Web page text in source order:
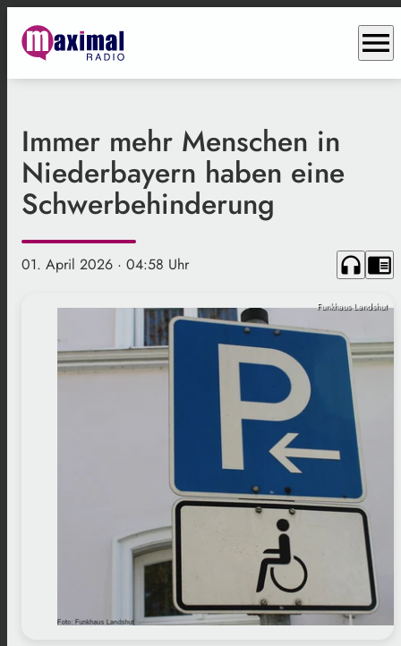
menu
Immer mehr Menschen in
Niederbayern haben eine
Schwerbehinderung
01. April 2026 · 04:58 Uhr headphones chrome_reader_mode
Funkhaus Landshut